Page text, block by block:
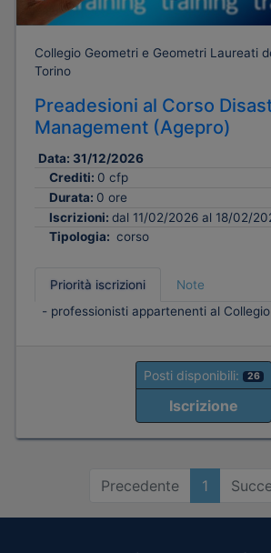
Collegio Geometri e Geometri Laureati
Torino
Preadesioni al Corso
Management (Agepro)
Data: 31/12/2026
Crediti: 0 cfp
Durata: 0 ore
Iscrizioni: dal 11/02/2026 al 18/02/
Tipologia: corso
Priorità iscrizioni
Note
- professionisti appartenenti al
Posti disponibili: 26
Iscrizione
Precedente 1